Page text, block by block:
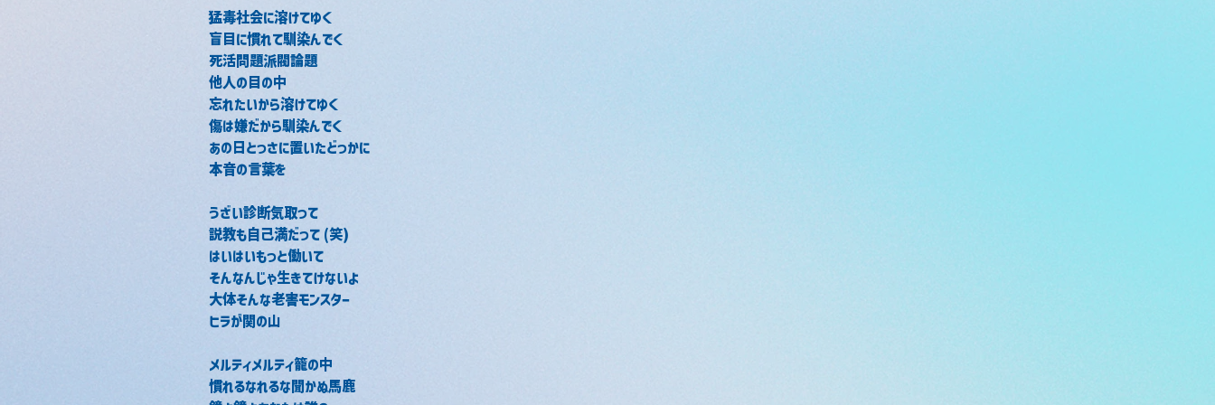
猛毒社会に溶けてゆく
盲目に慣れて馴染んでく
死活問題派閥論題
他人の目の中
忘れたいから溶けてゆく
傷は嫌だから馴染んでく
あの日とっさに置いたどっかに
本音の言葉を
うざい診断気取って
説教も自己満だって (笑)
はいはいもっと働いて
そんなんじゃ生きてけないよ
大体そんな老害モンスター
ヒラが関の山
メルティメルティ籠の中
慣れるなれるな聞かぬ馬鹿